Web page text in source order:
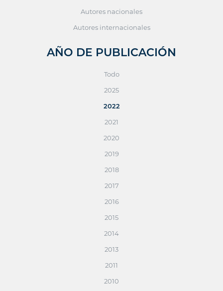
Autores nacionales
Autores internacionales
AÑO DE PUBLICACIÓN
Todo
2025
2022
2021
2020
2019
2018
2017
2016
2015
2014
2013
2011
2010